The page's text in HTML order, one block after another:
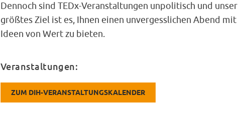
Dennoch sind TEDx-Veranstaltungen unpolitisch und unser
größtes Ziel ist es, Ihnen einen unvergesslichen Abend mit
Ideen von Wert zu bieten.
Veranstaltungen:
ZUM DIH-VERANSTALTUNGSKALENDER